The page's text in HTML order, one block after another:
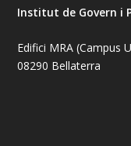
Institut de Govern i
Edifici MRA (Campus
08290 Bellaterra